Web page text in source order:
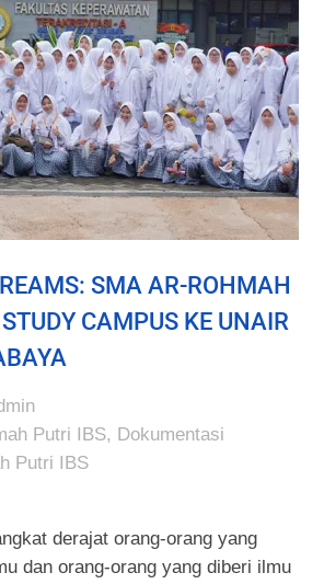
SMA AR-ROHMAH
CAMPUS KE UNAIR
Putri IBS, Dokumentasi
Putri IBS
derajat orang-orang yang
dan orang-orang yang diberi ilmu